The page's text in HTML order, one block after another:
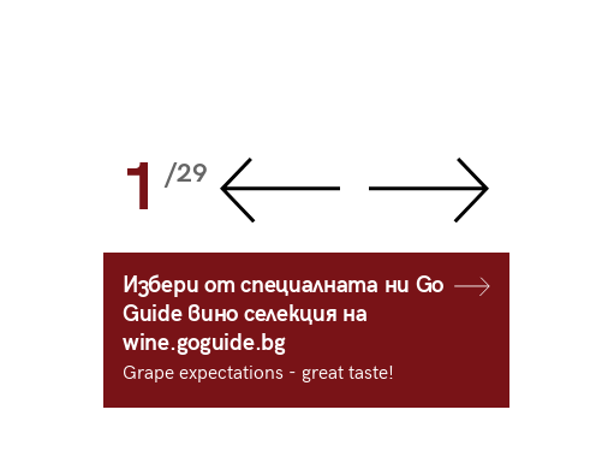
1 /29
Избери от специалната ни Go
Guide вино селекция на
wine.goguide.bg
Grape expectations - great taste!